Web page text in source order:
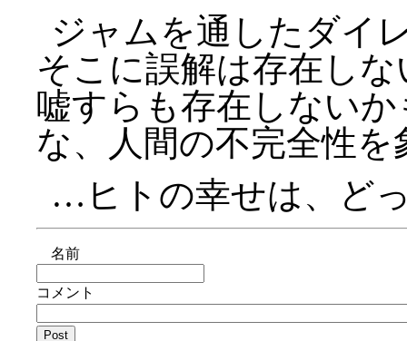
ジャムを通したダイ
そこに誤解は存在し
嘘すらも存在しない
な、人間の不完全性
…ヒトの幸せは、ど
名前
コメント